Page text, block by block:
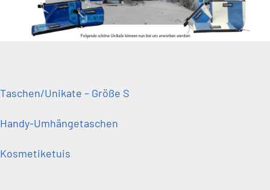
Taschen/Unikate – Größe S
Handy-Umhängetaschen
Kosmetiketuis